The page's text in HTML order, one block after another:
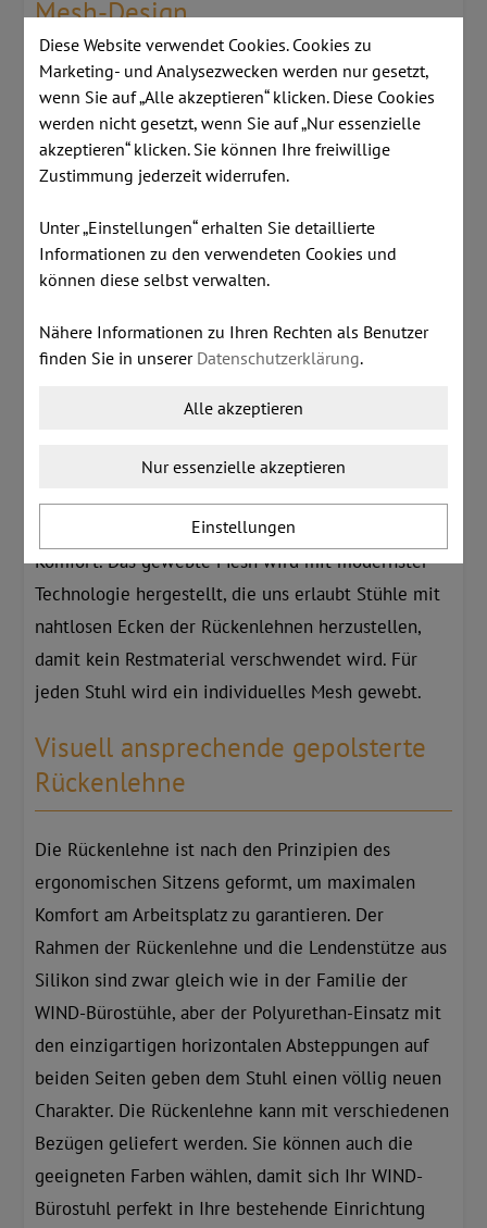
Mesh-Design
Die Rückenlehne mit einem flexiblen Netz passt
sich ideal an die natürliche Form der Wirbelsäule
des Nutzers an. Das ästhetische und atmungsaktive
Mesh-Material sichert Komfort für den ganzen Tag,
Innovatives gewebtes Mesh
Wählen Sie eine Rückenlehne mit dem
einzigartigen gewebten Netz, das vom italienischen
Designstudio Baldanzi & Novelli kreiert wurde. Das
Lendenstützfunktion, ganz in der Identität der
zusätzliche Rückenstützung und verbessern den
Komfort. Das gewebte Mesh wird mit modernster
Technologie hergestellt, die uns erlaubt Stühle mit
nahtlosen Ecken der Rückenlehnen herzustellen,
damit kein Restmaterial verschwendet wird. Für
jeden Stuhl wird ein individuelles Mesh gewebt.
Visuell ansprechende gepolsterte
Rückenlehne
Die Rückenlehne ist nach den Prinzipien des
ergonomischen Sitzens geformt, um maximalen
Komfort am Arbeitsplatz zu garantieren. Der
Rahmen der Rückenlehne und die Lendenstütze aus
Silikon sind zwar gleich wie in der Familie der
WIND-Bürostühle, aber der Polyurethan-Einsatz mit
den einzigartigen horizontalen Absteppungen auf
beiden Seiten geben dem Stuhl einen völlig neuen
Charakter. Die Rückenlehne kann mit verschiedenen
Bezügen geliefert werden. Sie können auch die
geeigneten Farben wählen, damit sich Ihr WIND-
Bürostuhl perfekt in Ihre bestehende Einrichtung
Diese Website verwendet Cookies. Cookies zu
Marketing- und Analysezwecken werden nur gesetzt,
wenn Sie auf „Alle akzeptieren“ klicken. Diese Cookies
werden nicht gesetzt, wenn Sie auf „Nur essenzielle
akzeptieren“ klicken. Sie können Ihre freiwillige
Zustimmung jederzeit widerrufen.
Unter „Einstellungen“ erhalten Sie detaillierte
Informationen zu den verwendeten Cookies und
können diese selbst verwalten.
Nähere Informationen zu Ihren Rechten als Benutzer
finden Sie in unserer Datenschutzerklärung.
Alle akzeptieren
Nur essenzielle akzeptieren
Einstellungen